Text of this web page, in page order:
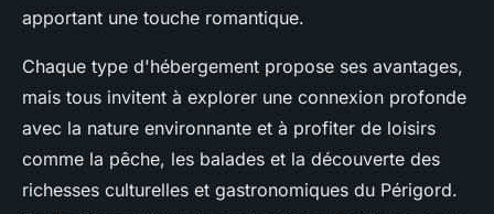
apportant une touche romantique.
Chaque type d'hébergement propose ses avantages,
mais tous invitent à explorer une connexion profonde
avec la nature environnante et à profiter de loisirs
comme la pêche, les balades et la découverte des
richesses culturelles et gastronomiques du Périgord.